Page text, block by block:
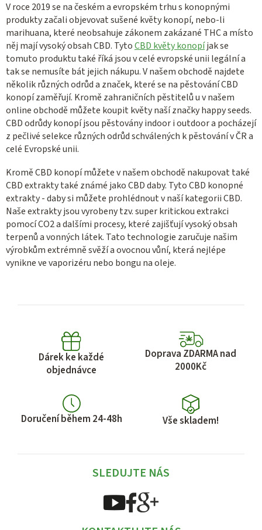
V roce 2019 se na českém a evropském trhu s konopnými
produkty začali objevovat sušené květy konopí, nebo-li
marihuana, které neobsahuje zákonem zakázané THC a místo
něj mají vysoký obsah CBD. TytoCBD květy konopíjak se
tomuto produktu také říká jsou v celé evropské unii legální a
tak se nemusíte bát jejich nákupu. V našem obchodě najdete
několik různých odrůd a značek, které se na pěstování CBD
konopí zaměřují. Kromě zahraničních pěstitelů u v našem
online obchodě můžete koupit květy naší značky happy seeds.
CBD odrůdy konopí jsou pěstovány indoor i outdoor a pocházejí
z pečlivé selekce různých odrůd schválených k pěstování v ČR a
celé Evropské unii.
Kromě CBD konopí můžete v našem obchodě nakupovat také
CBD extrakty také známé jako CBD daby. Tyto CBD konopné
extrakty - daby si můžete prohlédnout v naší kategorii CBD.
Naše extrakty jsou vyrobeny tzv. super kritickou extrakci
pomocí CO2 a dalšími procesy, které zajišťují vysoký obsah
terpenů a vonných látek. Tato technologie zaručuje našim
výrobkům extrémně svěží a ovocnou vůní, která nejlépe
vynikne ve vaporizéru nebo bongu na oleje.
Dárek ke každé
objednávce
Doprava ZDARMA nad
2000Kč
Doručení během 24-48h Vše skladem!
SLEDUJTE NÁS